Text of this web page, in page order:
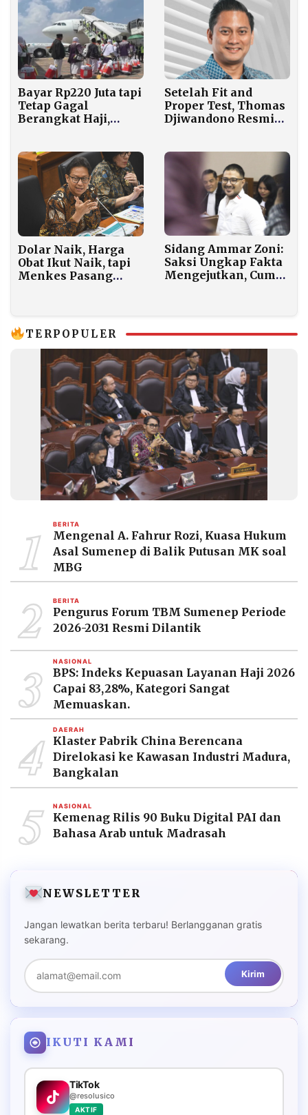
Bayar Rp220 Juta tapi
Tetap Gagal
Berangkat Haji,
Nonprosedural di
Soetta
Setelah Fit and
Proper Test, Thomas
Djiwandono Resmi
Dolar Naik, Harga
Obat Ikut Naik, tapi
Menkes Pasang
Sidang Ammar Zoni:
Saksi Ungkap Fakta
Mengejutkan, Cuma
TERPOPULER
1 BERITA
Mengenal A. Fahrur Rozi, Kuasa Hukum
Asal Sumenep di Balik Putusan MK soal
MBG
2 BERITA
Pengurus Forum TBM Sumenep Periode
2026-2031 Resmi Dilantik
3 NASIONAL
BPS: Indeks Kepuasan Layanan Haji 2026
Capai 83,28%, Kategori Sangat
Memuaskan.
4 DAERAH
Klaster Pabrik China Berencana
Direlokasi ke Kawasan Industri Madura,
Bangkalan
5 NASIONAL
Kemenag Rilis 90 Buku Digital PAI dan
Bahasa Arab untuk Madrasah
NEWSLETTER
Jangan lewatkan berita terbaru! Berlangganan gratis
sekarang.
Kirim
IKUTI KAMI
TikTok
@resolusico
AKTIF